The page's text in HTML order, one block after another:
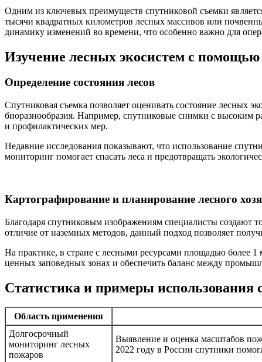
Одним из ключевых преимуществ спутниковой съемки
тысячи квадратных километров лесных массивов или
динамику изменений во времени, что особенно важно для
Изучение лесных экосистем с
Определение состояния лесов
Спутниковая съемка позволяет оценивать состояние лесных
биоразнообразия. Например, спутниковые снимки с высоким
и профилактических мер.
Недавние исследования показывают, что использование
мониторинг помогает спасать леса и предотвращать
Картографирование и планирование лесного
Благодаря спутниковым изображениям специалисты создают
отличие от наземных методов, данный подход позволяет
На практике, в стране с лесными ресурсами площадью более
ценных заповедных зонах и обеспечить баланс между
Статистика и примеры использования
Область применения
Долгосрочный
мониторинг лесных
пожаров
Выявление и оценка масштабов
2022 году в России спутники